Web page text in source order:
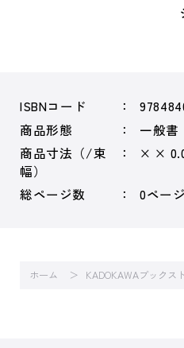
ISBNコード
商品形態
一般書
商品寸法（/束
幅）
× ×
総ページ数 0ページ
ホーム KADOKAWAブックス